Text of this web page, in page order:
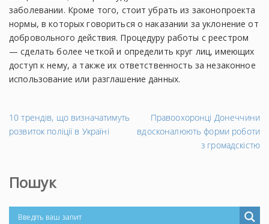
заболевании. Кроме того, стоит убрать из законопроекта
нормы, в которых говориться о наказании за уклонение от
добровольного действия. Процедуру работы с реестром
— сделать более четкой и определить круг лиц, имеющих
доступ к нему, а также их ответственность за незаконное
использование или разглашение данных.
←
Попередній
10 трендів, що визначатимуть
розвиток поліції в Україні
→
Правоохоронці Донеччини
вдосконалюють форми роботи
з громадскістю
Пошук